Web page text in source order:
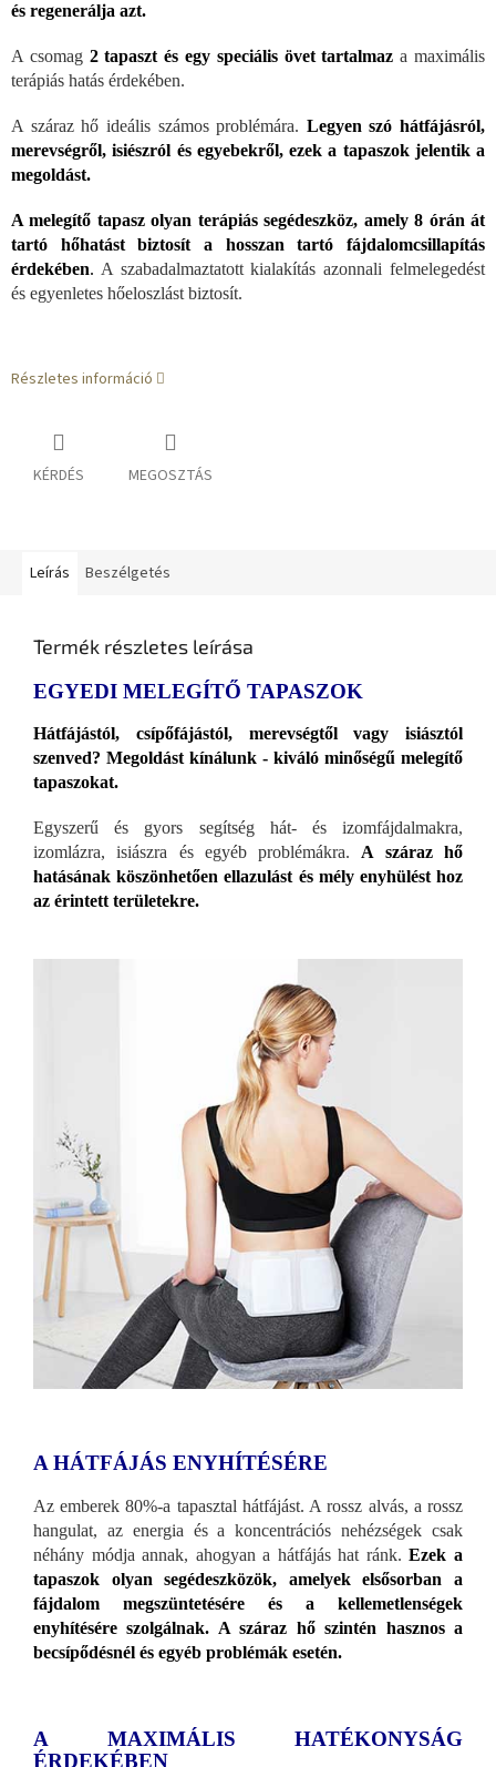
és regenerálja azt.
A csomag 2 tapaszt és egy speciális övet tartalmaz a maximális
terápiás hatás érdekében.
A száraz hő ideális számos problémára. Legyen szó hátfájásról,
merevségről, isiészról és egyebekről, ezek a tapaszok jelentik a
megoldást.
A melegítő tapasz olyan terápiás segédeszköz, amely 8 órán át
tartó hőhatást biztosít a hosszan tartó fájdalomcsillapítás
érdekében. A szabadalmaztatott kialakítás azonnali felmelegedést
és egyenletes hőeloszlást biztosít.
Részletes információ
KÉRDÉS MEGOSZTÁS
Leírás Beszélgetés
Termék részletes leírása
EGYEDI MELEGÍTŐ TAPASZOK
Hátfájástól, csípőfájástól, merevségtől vagy isiásztól
szenved? Megoldást kínálunk - kiváló minőségű melegítő
tapaszokat.
Egyszerű és gyors segítség hát- és izomfájdalmakra,
izomlázra, isiászra és egyéb problémákra. A száraz hő
hatásának köszönhetően ellazulást és mély enyhülést hoz
az érintett területekre.
A HÁTFÁJÁS ENYHÍTÉSÉRE
Az emberek 80%-a tapasztal hátfájást. A rossz alvás, a rossz
hangulat, az energia és a koncentrációs nehézségek csak
néhány módja annak, ahogyan a hátfájás hat ránk.Ezek a
tapaszok olyan segédeszközök, amelyek elsősorban a
fájdalom megszüntetésére és a kellemetlenségek
enyhítésére szolgálnak. A száraz hő szintén hasznos a
becsípődésnél és egyéb problémák esetén.
A MAXIMÁLIS HATÉKONYSÁG
ÉRDEKÉBEN